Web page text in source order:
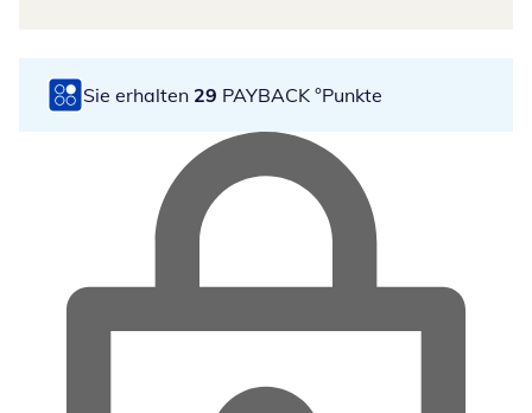
Sie erhalten 29 PAYBACK °Punkte